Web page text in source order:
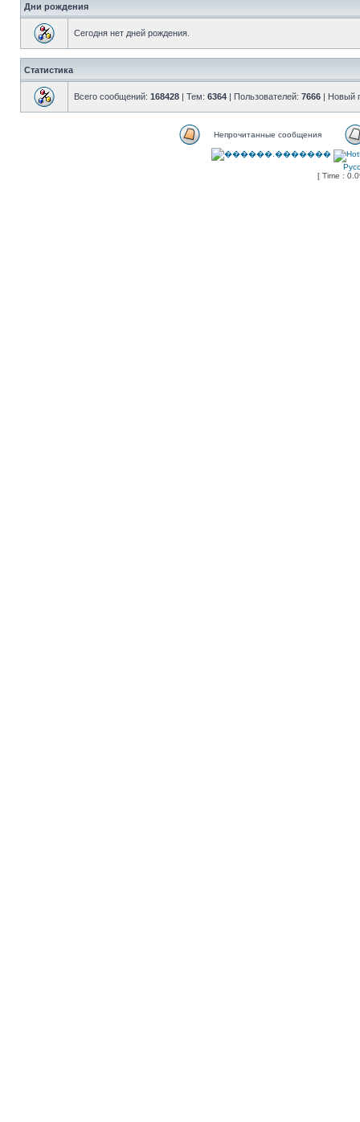
Дни рождения
Сегодня нет дней рождения.
Статистика
Всего сообщений: 168428 | Тем: 6364 | Пользователей: 7666 | Новый
Непрочитанные сообщения
[ Time :